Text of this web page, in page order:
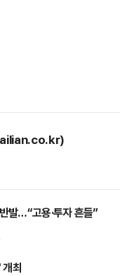
발…“고용·투자 흔들”
최